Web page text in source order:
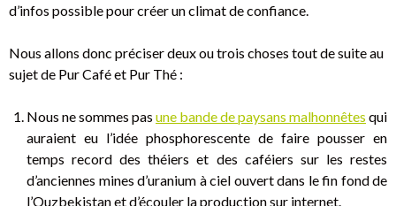
d’infos possible pour créer un climat de confiance.
Nous allons donc préciser deux ou trois choses tout de suite au
sujet de Pur Café et Pur Thé :
Nous ne sommes pas une bande de paysans malhonnêtes qui
auraient eu l’idée phosphorescente de faire pousser en
temps record des théiers et des caféiers sur les restes
d’anciennes mines d’uranium à ciel ouvert dans le fin fond de
l’Ouzbekistan et d’écouler la production sur internet.